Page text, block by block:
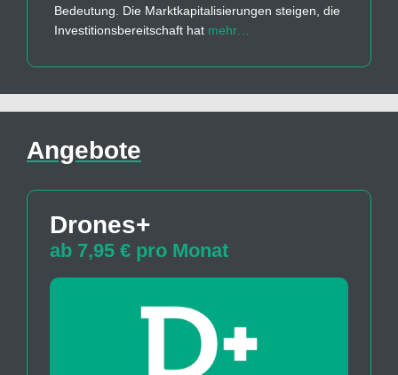
Bedeutung. Die Marktkapitalisierungen steigen, die
Investitionsbereitschaft hat mehr…
Angebote
Drones+
ab 7,95 € pro Monat